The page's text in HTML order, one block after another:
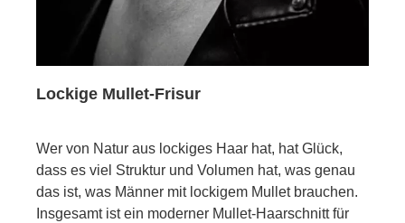
Lockige Mullet-Frisur
Wer von Natur aus lockiges Haar hat, hat Glück,
dass es viel Struktur und Volumen hat, was genau
das ist, was Männer mit lockigem Mullet brauchen.
Insgesamt ist ein moderner Mullet-Haarschnitt für